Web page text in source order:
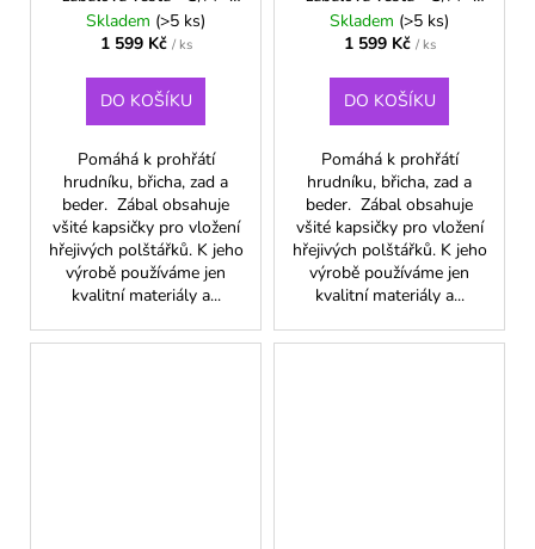
Tmavě modrá
Skladem (>5 ks)
1 599 Kč / ks
DO KOŠÍKU
Pomáhá k prohřátí
hrudníku, břicha, zad a
beder. Zábal obsahuje
všité kapsičky pro vložení
hřejivých polštářků. K jeho
výrobě používáme jen
kvalitní materiály a...
Zelená
Skladem (>5 ks)
1 599 Kč / ks
DO KOŠÍKU
Pomáhá k prohřátí
hrudníku, břicha, zad a
beder. Zábal obsahuje
všité kapsičky pro vložení
hřejivých polštářků. K jeho
výrobě používáme jen
kvalitní materiály a...